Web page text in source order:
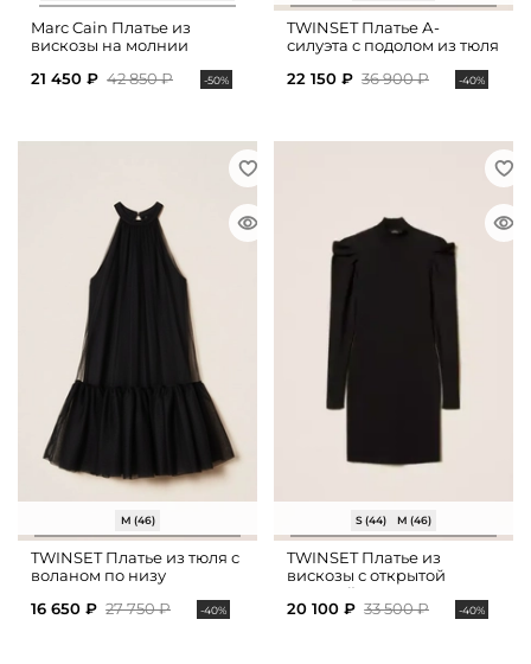
Marc Cain Платье из
вискозы на молнии
21 450 ₽ 42 850 ₽ -50%
TWINSET Платье А-
силуэта с подолом из тюля
22 150 ₽ 36 900 ₽ -40%
M (46)
TWINSET Платье из тюля с
воланом по низу
16 650 ₽ 27 750 ₽ -40%
S (44) M (46)
TWINSET Платье из
вискозы с открытой
спинкой
20 100 ₽ 33 500 ₽ -40%